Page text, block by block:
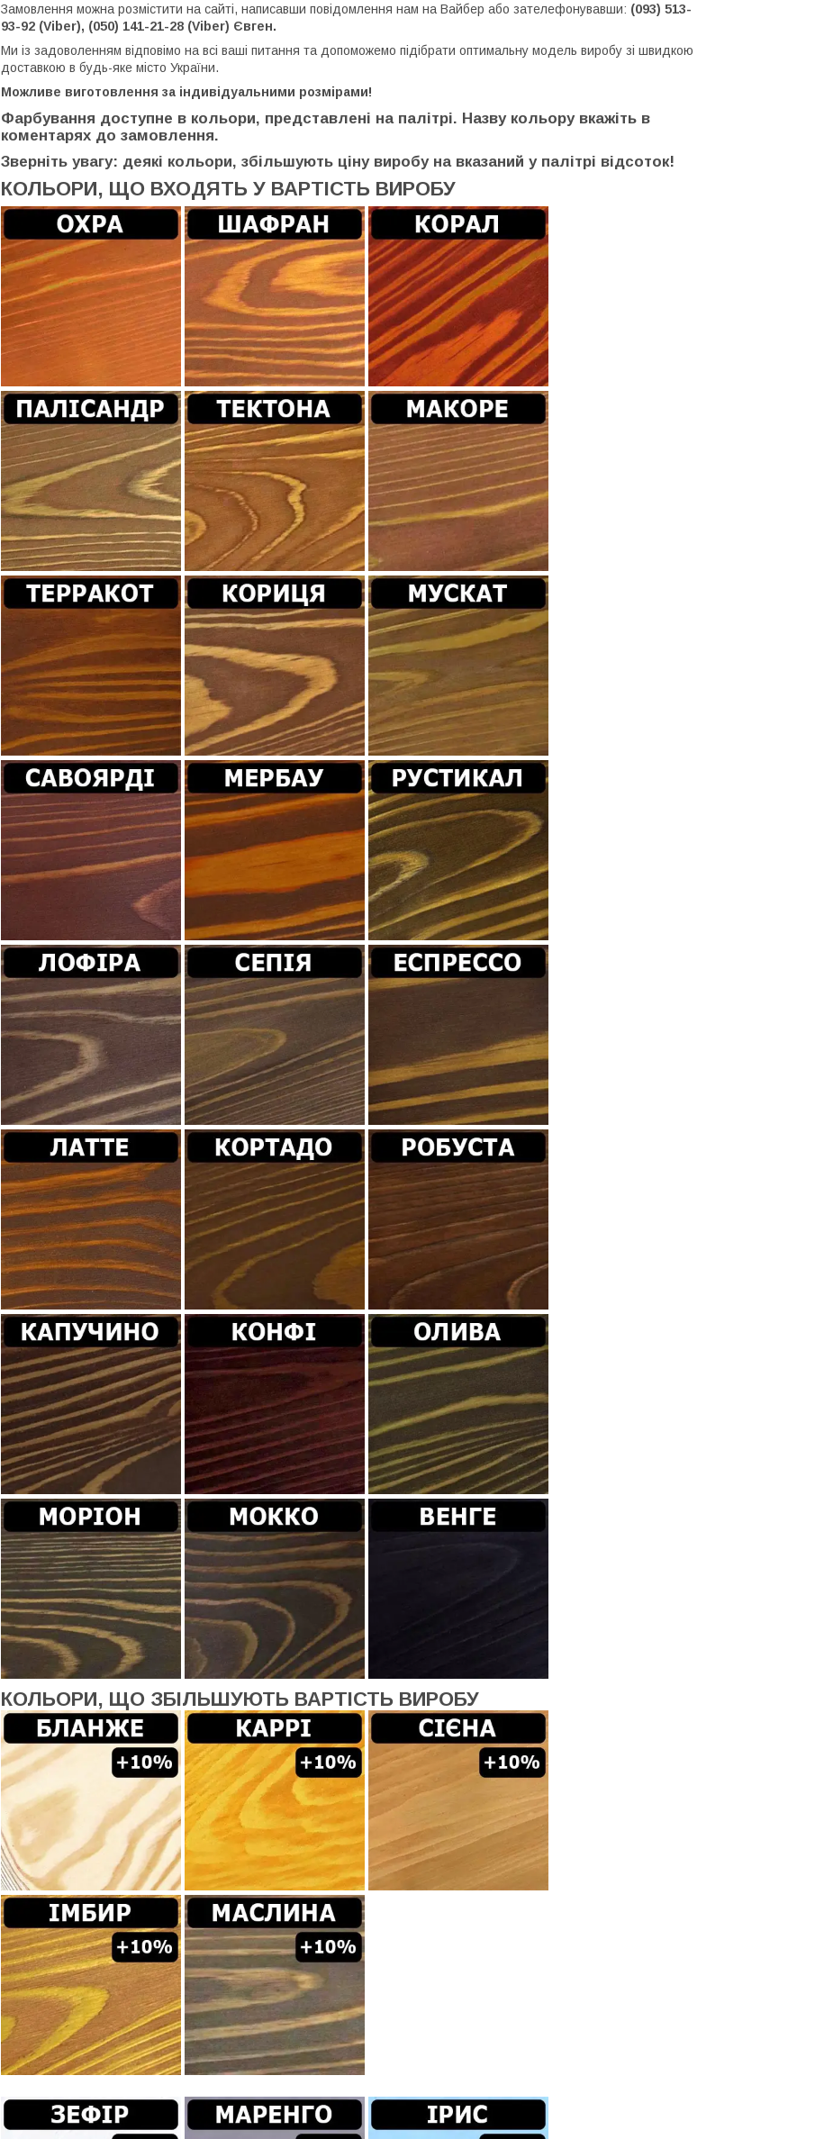
Замовлення можна розмістити на сайті, написавши повідомлення нам на Вайбер або зателефонувавши: (093) 513-
93-92 (Viber), (050) 141-21-28 (Viber) Євген.
Ми із задоволенням відповімо на всі ваші питання та допоможемо підібрати оптимальну модель виробу зі швидкою
доставкою в будь-яке місто України.
Можливе виготовлення за індивідуальними розмірами!
Фарбування доступне в кольори, представлені на палітрі. Назву кольору вкажіть в
коментарях до замовлення.
Зверніть увагу: деякі кольори, збільшують ціну виробу на вказаний у палітрі відсоток!
КОЛЬОРИ, ЩО ВХОДЯТЬ У ВАРТІСТЬ ВИРОБУ
КОЛЬОРИ, ЩО ЗБІЛЬШУЮТЬ ВАРТІСТЬ ВИРОБУ